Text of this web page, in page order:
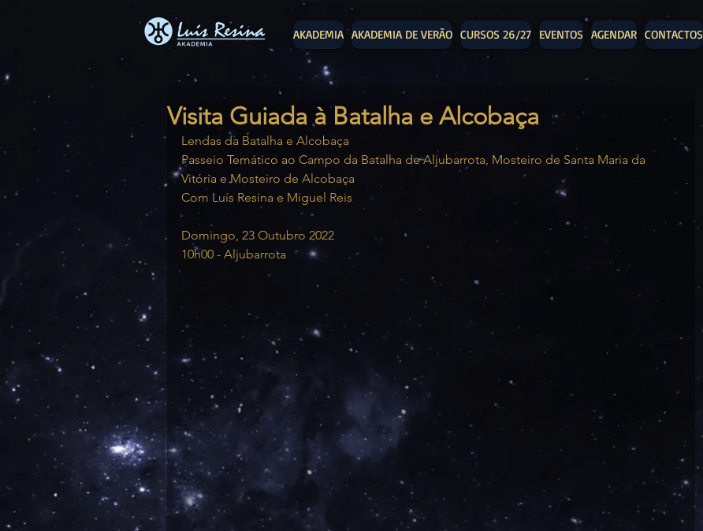
AKADEMIA AKADEMIA DE VERÃO CURSOS 26/27 EVENTOS AGENDAR CONTACTOS
Visita Guiada à Batalha e Alcobaça
Lendas da Batalha e Alcobaça
Passeio Temático ao Campo da Batalha de Aljubarrota, Mosteiro de Santa Maria da
Vitória e Mosteiro de Alcobaça
Com Luís Resina e Miguel Reis
Domingo, 23 Outubro 2022
10h00 - Aljubarrota